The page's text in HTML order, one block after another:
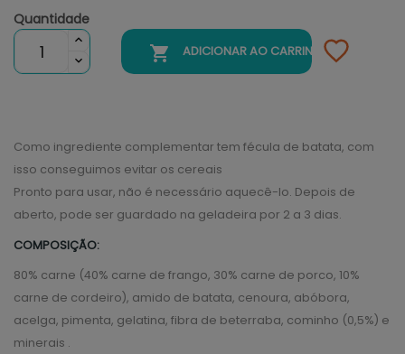
Quantidade
 ADICIONAR AO CARRINHO
Como ingrediente complementar tem fécula de batata, com
isso conseguimos evitar os cereais
Pronto para usar, não é necessário aquecê-lo. Depois de
aberto, pode ser guardado na geladeira por 2 a 3 dias.
COMPOSIÇÃO:
80% carne (40% carne de frango, 30% carne de porco, 10%
carne de cordeiro), amido de batata, cenoura, abóbora,
acelga, pimenta, gelatina, fibra de beterraba, cominho (0,5%) e
minerais .